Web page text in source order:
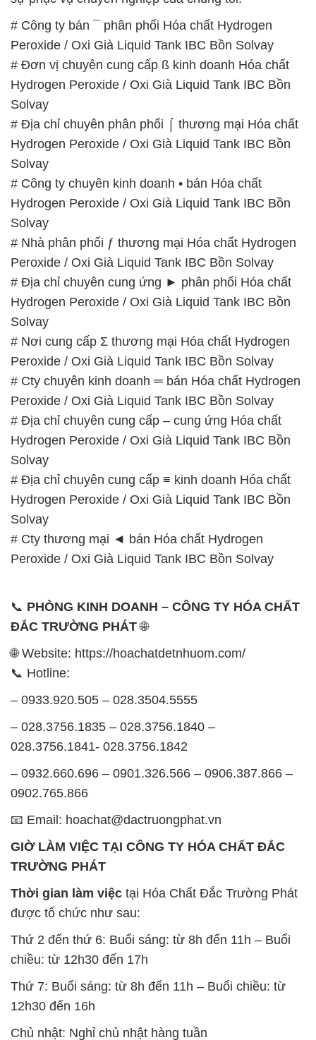
Hydrogen Peroxide / Oxi Già Liquid Tank IBC Bồn
Solvay
# Địa chỉ chuyên cung cấp ≡ kinh doanh Hóa chất
Hydrogen Peroxide / Oxi Già Liquid Tank IBC Bồn
Solvay
# Cty thương mại ◄ bán Hóa chất Hydrogen
Peroxide / Oxi Già Liquid Tank IBC Bồn Solvay
PHÒNG KINH DOANH – CÔNG TY HÓA CHẤT
ĐẮC TRƯỜNG PHÁT
🌐 Website: https://hoachatdetnhuom.com/
📞 Hotline:
– 0933.920.505 – 028.3504.5555
– 028.3756.1835 – 028.3756.1840 –
028.3756.1841- 028.3756.1842
– 0932.660.696 – 0901.326.566 – 0906.387.866 –
0902.765.866
📧 Email: hoachat@dactruongphat.vn
GIỜ LÀM VIỆC TẠI CÔNG TY HÓA CHẤT ĐẮC
TRƯỜNG PHÁT
Thời gian làm việc
được tổ chức như sau:
Thứ 2 đến thứ 6: Buổi sáng: từ 8h đến 11h – Buổi
chiều: từ 12h30 đến 17h
Thứ 7: Buổi sáng: từ 8h đến 11h – Buổi chiều: từ
Chủ nhật: Nghỉ chủ nhật hàng tuần
Chúng tôi rất trân trọng thời gian và cam kết tuân
thủ giờ làm việc để đảm bảo sự hỗ trợ tốt nhất cho
khách hàng và đảm bảo hiệu suất công việc cao
TRƯỜNG PHÁT
Đông B, Quận Bình Tân, Sài Gòn TP. Hồ Chí
Minh
SẢN PHẨM TƯƠNG TỰ